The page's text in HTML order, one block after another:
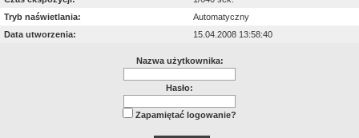
Tryb naświetlania:
Automatyczny
Data utworzenia:
15.04.2008 13:58:40
Nazwa użytkownika:
Hasło:
Zapamiętać logowanie?